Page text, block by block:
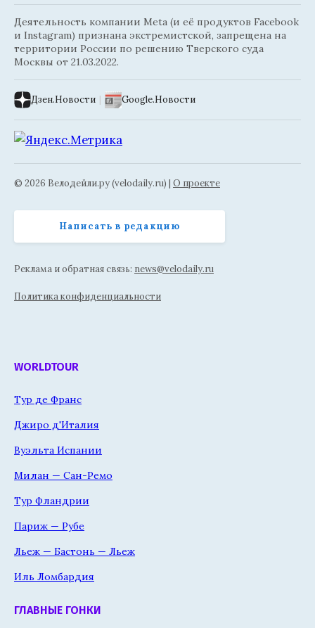
Деятельность компании Meta (и её продуктов Facebook
и Instagram) признана экстремистской, запрещена на
территории России по решению Тверского суда
Москвы от 21.03.2022.
Дзен.Новости | Google.Новости
© 2026 Велодейли.ру (velodaily.ru) | О проекте
Написать в редакцию
Реклама и обратная связь: news@velodaily.ru
Политика конфиденциальности
WORLDTOUR
Тур де Франс
Джиро д'Италия
Вуэльта Испании
Милан — Сан-Ремо
Тур Фландрии
Париж — Рубе
Льеж — Бастонь — Льеж
Иль Ломбардия
ГЛАВНЫЕ ГОНКИ